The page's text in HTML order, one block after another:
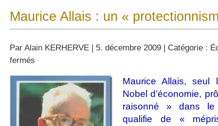
Maurice Allais : un «
Par Alain KERHERVE | 5. décembre 2009 | Catégorie :
fermés
Allais
:
un
« protectionnisme
raisonné »
Maurice Allais, seul
Nobel d’économie,
raisonné » dans le
qualifie de «